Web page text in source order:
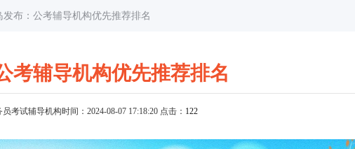
布：公考辅导机构优先推荐排名
考辅导机构优先推荐排名
考试辅导机构时间：2024-08-07 17:18:20 点击： 122